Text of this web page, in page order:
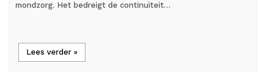
mondzorg. Het bedreigt de continuïteit…
Lees verder »